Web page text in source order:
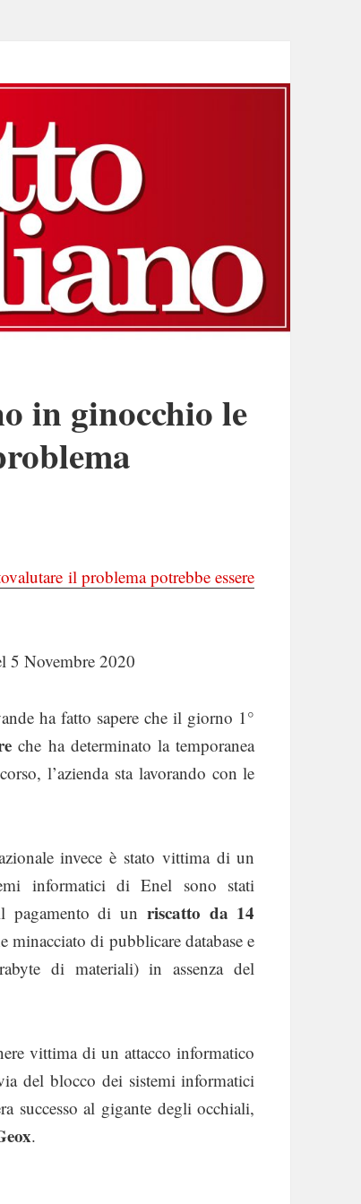
in ginocchio le
il problema potrebbe essere
5 Novembre 2020
ha fatto sapere che il giorno 1°
che ha determinato la temporanea
l’azienda sta lavorando con le
invece è stato vittima di un
informatici di Enel sono stati
pagamento di un riscatto da 14
di pubblicare database e
di materiali) in assenza del
vittima di un attacco informatico
del blocco dei sistemi informatici
successo al gigante degli occhiali,
.